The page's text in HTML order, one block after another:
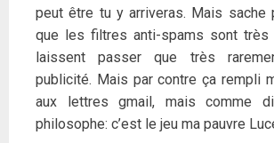
peut être tu y arriveras. Mais sache
que les filtres anti-spams sont
laissent passer que très
publicité. Mais par contre ça rempli
aux lettres gmail, mais comme
philosophe: c’est le jeu ma pauvre